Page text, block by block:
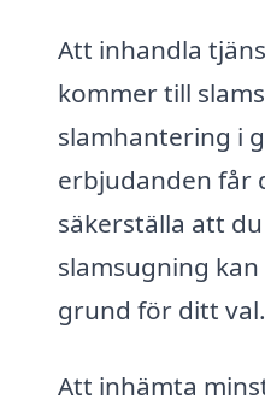
Att inhandla
kommer till
slamhantering i
erbjudanden får
säkerställa att
slamsugning
grund för ditt val.
Att inhämta